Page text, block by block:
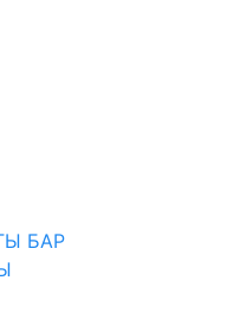
БАР